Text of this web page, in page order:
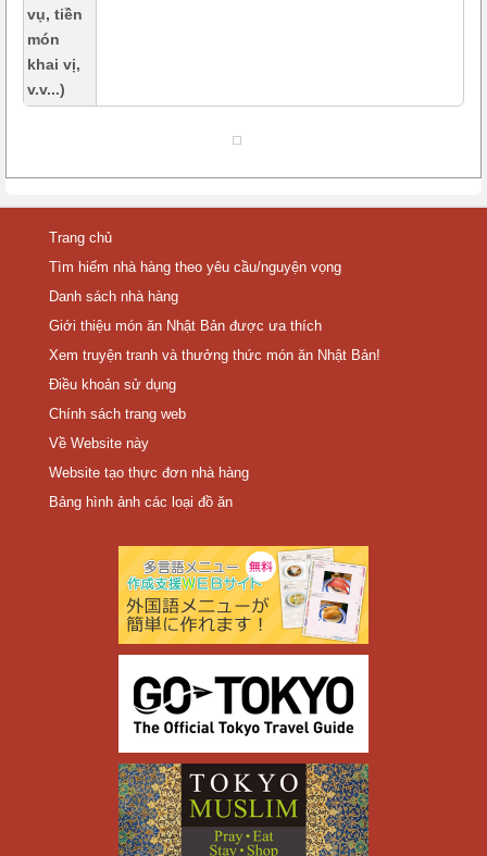
vụ, tiền
món
khai vị,
v.v...)
Trang chủ
Tìm hiếm nhà hàng theo yêu cầu/nguyện vọng
Danh sách nhà hàng
Giới thiệu món ăn Nhật Bản được ưa thích
Xem truyện tranh và thưởng thức món ăn Nhật Bản!
Điều khoản sử dụng
Chính sách trang web
Về Website này
Website tạo thực đơn nhà hàng
Bảng hình ảnh các loại đồ ăn